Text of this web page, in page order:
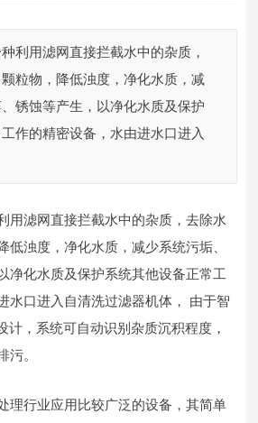
利用滤网直接拦截水中的杂质，
粒物，降低浊度，净化水质，减
锈蚀等产生，以净化水质及保护
作的精密设备，水由进水口进入
用滤网直接拦截水中的杂质，去除水
低浊度，净化水质，减少系统污垢、
净化水质及保护系统其他设备正常工
水口进入自清洗过滤器机体， 由于智
计，系统可自动识别杂质沉积程度，
污。
理行业应用比较广泛的设备，其简单